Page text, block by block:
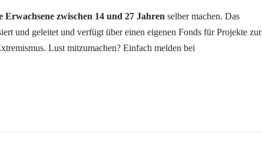
Erwachsene zwischen 14 und 27 Jahren selber machen. Das
und geleitet und verfügt über einen eigenen Fonds für Projekte zur
Lust mitzumachen? Einfach melden bei